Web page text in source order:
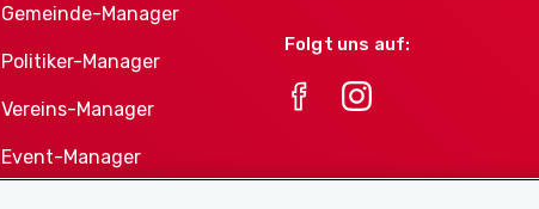
Gemeinde-Manager
Politiker-Manager
Vereins-Manager
Event-Manager
Folgt uns auf: